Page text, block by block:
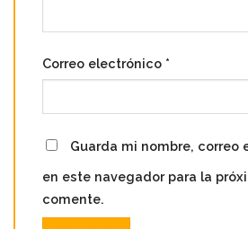
Correo electrónico *
Guarda mi nombre, correo
en este navegador para la
comente.